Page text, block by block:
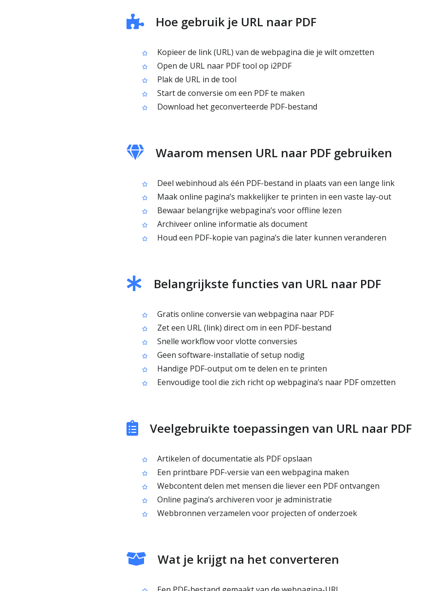
Hoe gebruik je URL naar PDF
Kopieer de link (URL) van de webpagina die je wilt omzetten
Open de URL naar PDF tool op i2PDF
Plak de URL in de tool
Start de conversie om een PDF te maken
Download het geconverteerde PDF-bestand
Waarom mensen URL naar PDF gebruiken
Deel webinhoud als één PDF-bestand in plaats van een lange link
Maak online pagina’s makkelijker te printen in een vaste lay-out
Bewaar belangrijke webpagina’s voor offline lezen
Archiveer online informatie als document
Houd een PDF-kopie van pagina’s die later kunnen veranderen
Belangrijkste functies van URL naar PDF
Gratis online conversie van webpagina naar PDF
Zet een URL (link) direct om in een PDF-bestand
Snelle workflow voor vlotte conversies
Geen software-installatie of setup nodig
Handige PDF-output om te delen en te printen
Eenvoudige tool die zich richt op webpagina’s naar PDF omzetten
Veelgebruikte toepassingen van URL naar PDF
Artikelen of documentatie als PDF opslaan
Een printbare PDF-versie van een webpagina maken
Webcontent delen met mensen die liever een PDF ontvangen
Online pagina’s archiveren voor je administratie
Webbronnen verzamelen voor projecten of onderzoek
Wat je krijgt na het converteren